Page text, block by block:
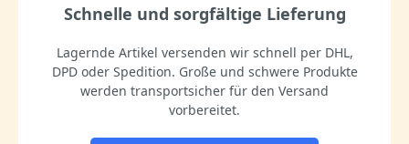
Schnelle und sorgfältige Lieferung
Lagernde Artikel versenden wir schnell per DHL,
DPD oder Spedition. Große und schwere Produkte
werden transportsicher für den Versand
vorbereitet.